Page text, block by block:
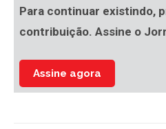
Para continuar existindo,
contribuição. Assine o
Assine agora